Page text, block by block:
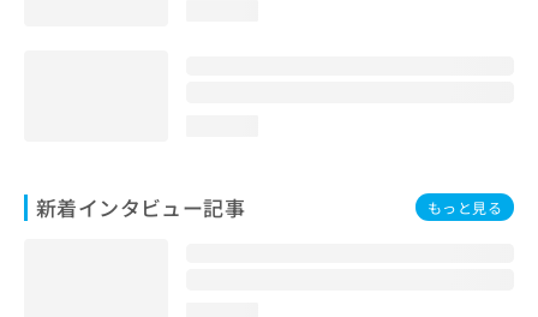
新着インタビュー記事 もっと見る